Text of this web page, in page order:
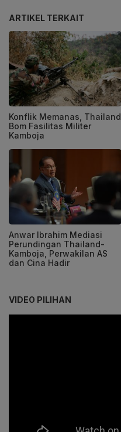
ARTIKEL TERKAIT
Konflik Memanas, Thailand
Bom Fasilitas Militer
Kamboja
Anwar Ibrahim Mediasi
Perundingan Thailand-
Kamboja, Perwakilan AS
dan Cina Hadir
VIDEO PILIHAN